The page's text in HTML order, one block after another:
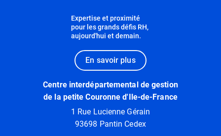
Expertise et proximité
pour les grands défis RH,
aujourd'hui et demain.
En savoir plus
Centre interdépartemental de gestion
de la petite Couronne d'Ile-de-France
1 Rue Lucienne Gérain
93698 Pantin Cedex